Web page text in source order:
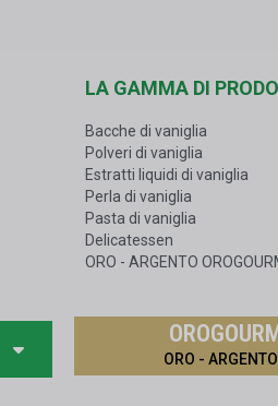
LA GAMMA DI
Bacche di vaniglia
Polveri di vaniglia
Estratti liquidi di vaniglia
Perla di vaniglia
Pasta di vaniglia
Delicatessen
ORO - ARGENTO
ORO -